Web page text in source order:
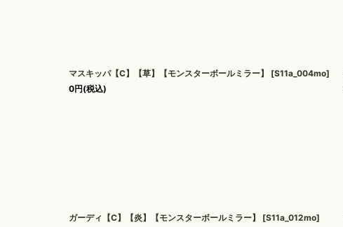
マスキッパ【C】【草】【モンスターボールミラー】 [S11a_004mo]
0円(税込)
ガーディ【C】【炎】【モンスターボールミラー】 [S11a_012mo]